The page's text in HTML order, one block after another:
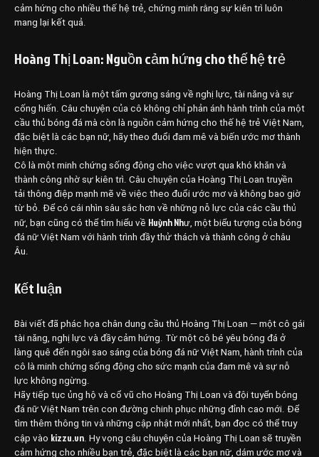
cảm hứng cho nhiều thế hệ trẻ, chứng minh rằng sự kiên trì luôn
mang lại kết quả.
Hoàng Thị Loan: Nguồn cảm hứng cho thế hệ trẻ
Hoàng Thị Loan là một tấm gương sáng về nghị lực, tài năng và sự
cống hiến. Câu chuyện của cô không chỉ phản ánh hành trình của một
cầu thủ bóng đá mà còn là nguồn cảm hứng cho thế hệ trẻ Việt Nam,
đặc biệt là các bạn nữ, hãy theo đuổi đam mê và biến ước mơ thành
hiện thực.
Cô là một minh chứng sống động cho việc vượt qua khó khăn và
thành công nhờ sự kiên trì. Câu chuyện của Hoàng Thị Loan truyền
tải thông điệp mạnh mẽ về việc theo đuổi ước mơ và không bao giờ
từ bỏ. Để có cái nhìn sâu sắc hơn về những nỗ lực của các cầu thủ
nữ, bạn cũng có thể tìm hiểu về Huỳnh Như, một biểu tượng của bóng
đá nữ Việt Nam với hành trình đầy thử thách và thành công ở châu
Âu.
Kết luận
Bài viết đã phác họa chân dung cầu thủ Hoàng Thị Loan — một cô gái
tài năng, nghị lực và đầy cảm hứng. Từ một cô bé yêu bóng đá ở
làng quê đến ngôi sao sáng của bóng đá nữ Việt Nam, hành trình của
cô là minh chứng sống động cho sức mạnh của đam mê và sự nỗ
lực không ngừng.
Hãy tiếp tục ủng hộ và cổ vũ cho Hoàng Thị Loan và đội tuyển bóng
đá nữ Việt Nam trên con đường chinh phục những đỉnh cao mới. Để
tìm thêm thông tin và những cập nhật mới nhất, bạn đọc có thể truy
cập vào kizzu.vn . Hy vọng câu chuyện của Hoàng Thị Loan sẽ truyền
cảm hứng cho nhiều bạn trẻ, đặc biệt là các bạn nữ, dám ước mơ và